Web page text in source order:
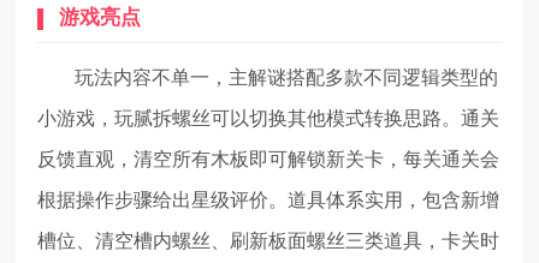
游戏亮点
玩法内容不单一，主解谜搭配多款不同逻辑类型的
小游戏，玩腻拆螺丝可以切换其他模式转换思路。通关
反馈直观，清空所有木板即可解锁新关卡，每关通关会
根据操作步骤给出星级评价。道具体系实用，包含新增
槽位、清空槽内螺丝、刷新板面螺丝三类道具，卡关时